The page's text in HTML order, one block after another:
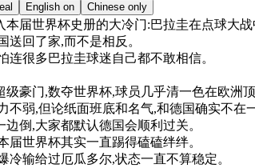
English on Chinese only
本届世界杯史册的大冷门:巴拉圭在点球大战
送回 了家,而不是相反 。
连很多巴拉圭球迷自己都不敢相信。
级豪门,数夺世界杯,球员 几乎清一色在欧洲顶
不弱,但论纸面班底和名气,和德国确实不在
边倒 ,大家都默认德国会顺利 过关。
届世界杯其实一直踢得磕磕绊绊。
冷输给过厄瓜多尔,状态一直不算稳定。